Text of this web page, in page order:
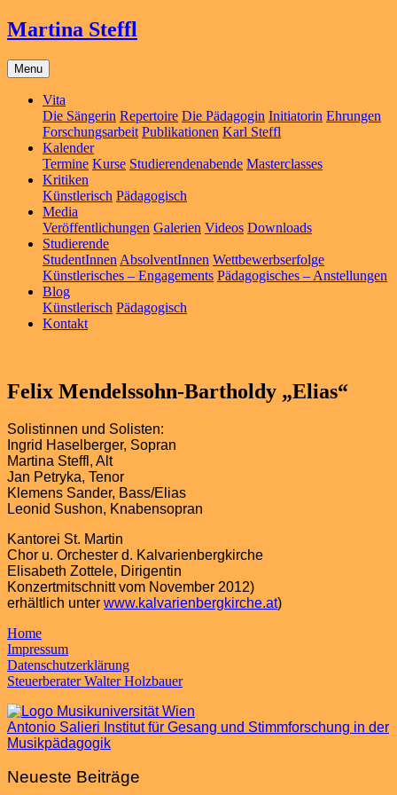
Martina Steffl
Menu
Vita
Die Sängerin Repertoire Die Pädagogin Initiatorin Ehrungen
Forschungsarbeit Publikationen Karl Steffl
Kalender
Termine Kurse Studierendenabende Masterclasses
Kritiken
Künstlerisch Pädagogisch
Media
Veröffentlichungen Galerien Videos Downloads
Studierende
StudentInnen AbsolventInnen Wettbewerbserfolge
Künstlerisches – Engagements Pädagogisches – Anstellungen
Blog
Künstlerisch Pädagogisch
Kontakt
Felix Mendelssohn-Bartholdy „Elias“
Solistinnen und Solisten:
Ingrid Haselberger, Sopran
Martina Steffl, Alt
Jan Petryka, Tenor
Klemens Sander, Bass/Elias
Leonid Sushon, Knabensopran
Kantorei St. Martin
Chor u. Orchester d. Kalvarienbergkirche
Elisabeth Zottele, Dirigentin
Konzertmitschnitt vom November 2012)
erhältlich unter www.kalvarienbergkirche.at)
Home
Impressum
Datenschutzerklärung
Steuerberater Walter Holzbauer
Antonio Salieri Institut für Gesang und Stimmforschung in der
Musikpädagogik
Neueste Beiträge